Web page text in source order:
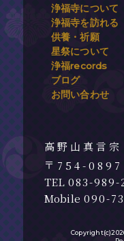
浄福寺について
浄福寺を訪れる
供養・祈願
星祭について
浄福records
ブログ
お問い合わせ
754-0897
083-989-
090-